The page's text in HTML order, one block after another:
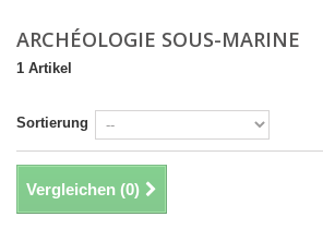
ARCHÉOLOGIE SOUS-MARINE
1 Artikel
Sortierung
Vergleichen (0)